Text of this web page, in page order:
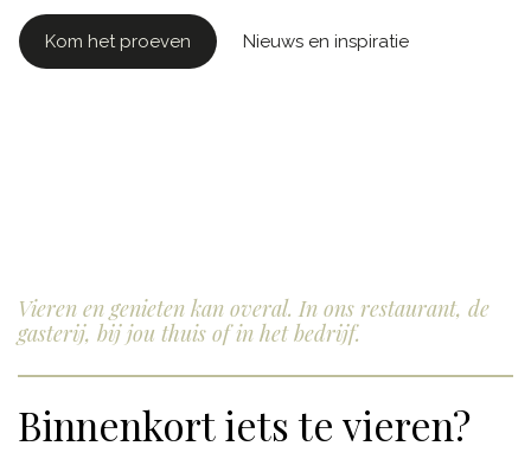
Kom het proeven Nieuws en inspiratie
Vieren en genieten kan overal. In ons restaurant, de
gasterij, bij jou thuis of in het bedrijf.
Binnenkort iets te vieren?